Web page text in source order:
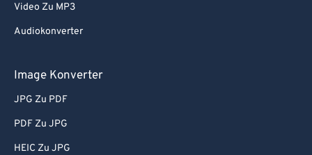
Video Zu MP3
Audiokonverter
Image Konverter
JPG Zu PDF
PDF Zu JPG
HEIC Zu JPG